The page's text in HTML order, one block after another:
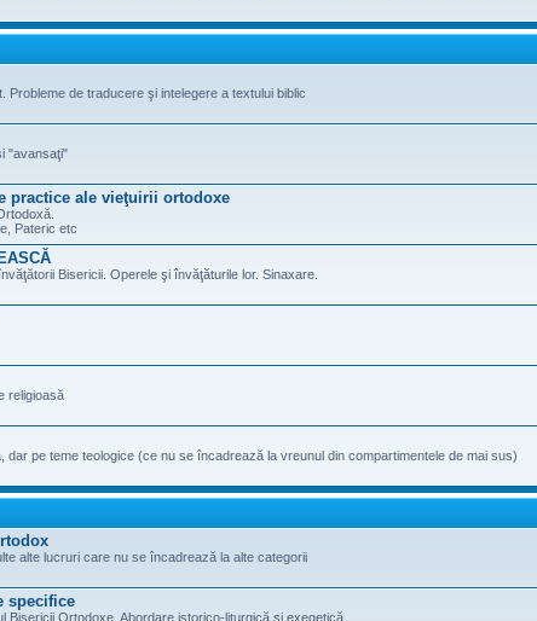
Probleme de traducere şi intelegere a textului biblic
"avansaţi"
practice ale vieţuirii ortodoxe
Pateric etc
Bisericii. Operele şi învăţăturile lor. Sinaxare.
religioasă
pe teme teologice (ce nu se încadrează la vreunul din compartimentele de mai sus)
alte lucruri care nu se încadrează la alte categorii
specifice
Bisericii Ortodoxe. Abordare istorico-liturgică şi exegetică